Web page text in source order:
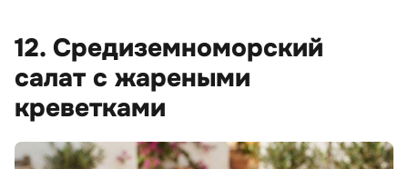
12. Средиземноморский
салат с жареными
креветками